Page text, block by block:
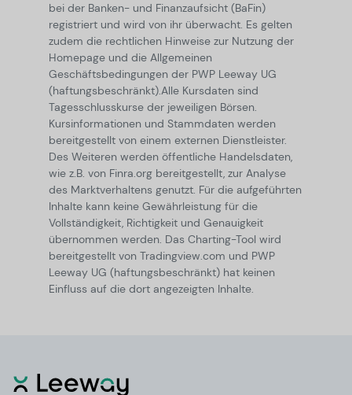
bei der Banken- und Finanzaufsicht (BaFin)
registriert und wird von ihr überwacht. Es gelten
zudem die rechtlichen Hinweise zur Nutzung der
Homepage und die Allgemeinen
Geschäftsbedingungen der PWP Leeway UG
(haftungsbeschränkt).Alle Kursdaten sind
Tagesschlusskurse der jeweiligen Börsen.
Kursinformationen und Stammdaten werden
bereitgestellt von einem externen Dienstleister.
Des Weiteren werden öffentliche Handelsdaten,
wie z.B. von Finra.org bereitgestellt, zur Analyse
des Marktverhaltens genutzt. Für die aufgeführten
Inhalte kann keine Gewährleistung für die
Vollständigkeit, Richtigkeit und Genauigkeit
übernommen werden. Das Charting-Tool wird
bereitgestellt von Tradingview.com und PWP
Leeway UG (haftungsbeschränkt) hat keinen
Einfluss auf die dort angezeigten Inhalte.